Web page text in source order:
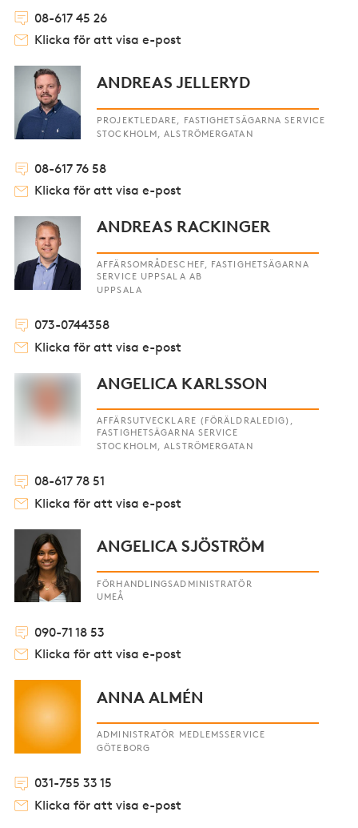
08-617 45 26
Klicka för att visa e-post
ANDREAS JELLERYD
PROJEKTLEDARE, FASTIGHETSÄGARNA SERVICE
STOCKHOLM, ALSTRÖMERGATAN
08-617 76 58
Klicka för att visa e-post
ANDREAS RACKINGER
AFFÄRSOMRÅDESCHEF, FASTIGHETSÄGARNA
SERVICE UPPSALA AB
UPPSALA
073-0744358
Klicka för att visa e-post
ANGELICA KARLSSON
AFFÄRSUTVECKLARE (FÖRÄLDRALEDIG),
FASTIGHETSÄGARNA SERVICE
STOCKHOLM, ALSTRÖMERGATAN
08-617 78 51
Klicka för att visa e-post
ANGELICA SJÖSTRÖM
FÖRHANDLINGSADMINISTRATÖR
UMEÅ
090-71 18 53
Klicka för att visa e-post
ANNA ALMÉN
ADMINISTRATÖR MEDLEMSSERVICE
GÖTEBORG
031-755 33 15
Klicka för att visa e-post